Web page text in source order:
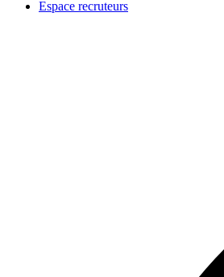
Espace recruteurs